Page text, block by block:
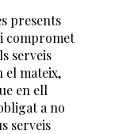
presents
compromet
serveis
el mateix,
en ell
a no
serveis